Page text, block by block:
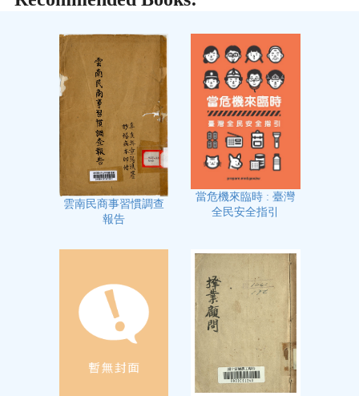
雲南民商事習慣調查
報告
當危機來臨時 : 臺灣
全民安全指引